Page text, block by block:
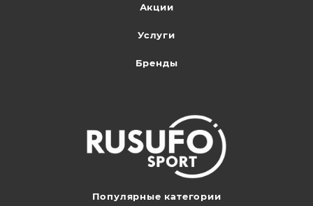
Акции
Услуги
Бренды
Популярные категории